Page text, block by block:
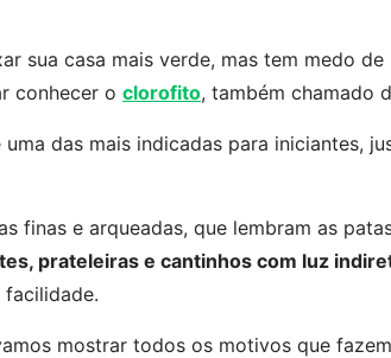
sua casa mais verde, mas tem medo
conhecer o clorofito, também chamado
uma das mais indicadas para iniciantes,
finas e arqueadas, que lembram as
prateleiras e cantinhos com luz
mostrar todos os motivos que